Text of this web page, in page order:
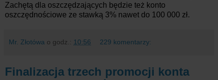
Zachętą dla oszczędzających będzie też konto
oszczędnościowe ze stawką 3% nawet do 100 000 zł.
Mr. Złotówa o godz.: 10:56 229 komentarzy:
Finalizacja trzech promocji konta